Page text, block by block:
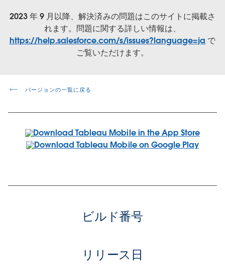
2023 年 9 月以降、解決済みの問題はこのサイトに掲載さ
れます。問題に関する詳しい情報は、
https://help.salesforce.com/s/issues?language=ja で
ご覧いただけます。
バージョンの一覧に戻る
ビルド番号
リリース日